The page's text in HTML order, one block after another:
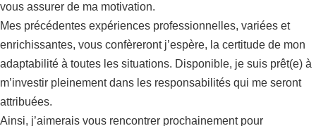
vous assurer de ma motivation.
Mes précédentes expériences professionnelles, variées et
enrichissantes, vous confèreront j’espère, la certitude de mon
adaptabilité à toutes les situations. Disponible, je suis prêt(e) à
m’investir pleinement dans les responsabilités qui me seront
attribuées.
Ainsi, j’aimerais vous rencontrer prochainement pour